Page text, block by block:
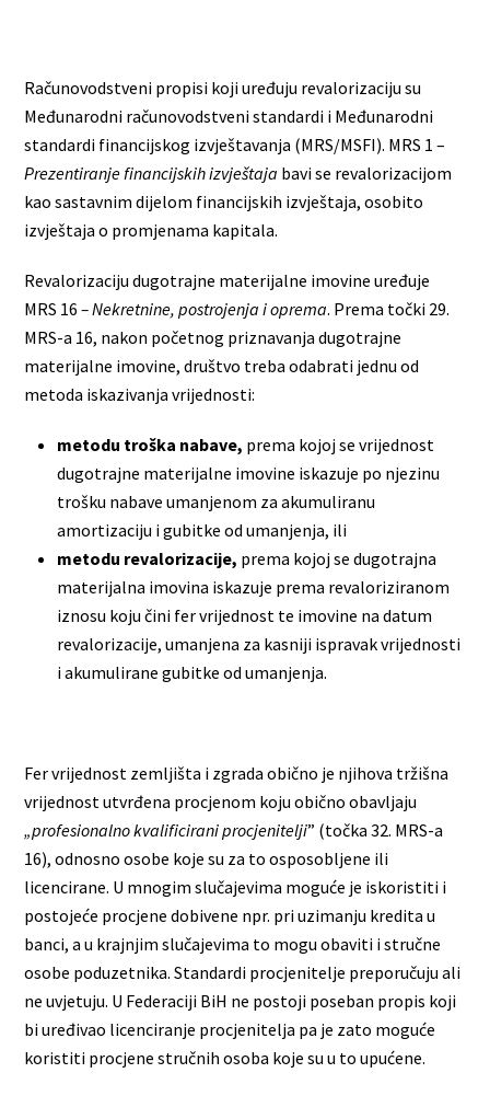
Računovodstveni propisi koji uređuju revalorizaciju su
Međunarodni računovodstveni standardi i Međunarodni
standardi financijskog izvještavanja (MRS/MSFI). MRS 1 –
Prezentiranje financijskih izvještaja bavi se revalorizacijom
kao sastavnim dijelom financijskih izvještaja, osobito
izvještaja o promjenama kapitala.
Revalorizaciju dugotrajne materijalne imovine uređuje
MRS 16– Nekretnine, postrojenja i oprema. Prema točki 29.
MRS-a 16, nakon početnog priznavanja dugotrajne
materijalne imovine, društvo treba odabrati jednu od
metoda iskazivanja vrijednosti:
metodu troška nabave, prema kojoj se vrijednost
dugotrajne materijalne imovine iskazuje po njezinu
trošku nabave umanjenom za akumuliranu
amortizaciju i gubitke od umanjenja, ili
metodu revalorizacije, prema kojoj se dugotrajna
materijalna imovina iskazuje prema revaloriziranom
iznosu koju čini fer vrijednost te imovine na datum
revalorizacije, umanjena za kasniji ispravak vrijednosti
i akumulirane gubitke od umanjenja.
Fer vrijednost zemljišta i zgrada obično je njihova tržišna
vrijednost utvrđena procjenom koju obično obavljaju
„profesionalno kvalificirani procjenitelji” (točka 32. MRS-a
16), odnosno osobe koje su za to osposobljene ili
licencirane. U mnogim slučajevima moguće je iskoristiti i
postojeće procjene dobivene npr. pri uzimanju kredita u
banci, a u krajnjim slučajevima to mogu obaviti i stručne
osobe poduzetnika. Standardi procjenitelje preporučuju ali
ne uvjetuju. U Federaciji BiH ne postoji poseban propis koji
bi uređivao licenciranje procjenitelja pa je zato moguće
koristiti procjene stručnih osoba koje su u to upućene.